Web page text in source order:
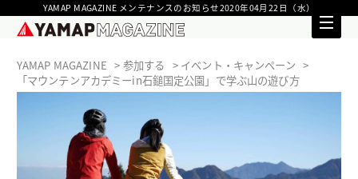
YAMAP MAGAZINE メンテナンスのお知らせ2020年04月22日（水）
YAMAP MAGAZINE 参加する
イベント・キャンペーン
「マウンテンアカデミーin石鎚国定公園」で学ぶ山の遊び方